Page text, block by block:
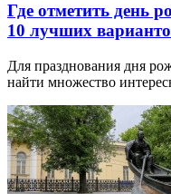
Где отметить день
10 лучших
Для празднования дня
найти множество